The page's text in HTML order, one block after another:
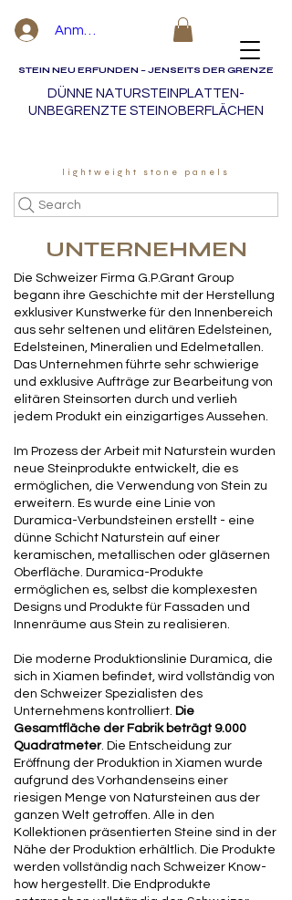
Anmelden
Search
STEIN NEU ERFUNDEN – JENSEITS DER GRENZE
DÜNNE NATURSTEINPLATTEN-
UNBEGRENZTE STEINOBERFLÄCHEN
lightweight stone panels
UNTERNEHMEN
Die Schweizer Firma G.P.Grant Group
begann ihre Geschichte mit der Herstellung
exklusiver Kunstwerke für den Innenbereich
aus sehr seltenen und elitären Edelsteinen,
Edelsteinen, Mineralien und Edelmetallen.
Das Unternehmen führte sehr schwierige
und exklusive Aufträge zur Bearbeitung von
elitären Steinsorten durch und verlieh
jedem Produkt ein einzigartiges Aussehen.
Im Prozess der Arbeit mit Naturstein wurden
neue Steinprodukte entwickelt, die es
ermöglichen, die Verwendung von Stein zu
erweitern. Es wurde eine Linie von
Duramica-Verbundsteinen erstellt - eine
dünne Schicht Naturstein auf einer
keramischen, metallischen oder gläsernen
Oberfläche. Duramica-Produkte
ermöglichen es, selbst die komplexesten
Designs und Produkte für Fassaden und
Innenräume aus Stein zu realisieren.
Die moderne Produktionslinie Duramica, die
sich in Xiamen befindet, wird vollständig von
den Schweizer Spezialisten des
Unternehmens kontrolliert. Die
Gesamtfläche der Fabrik beträgt 9.000
Quadratmeter. Die Entscheidung zur
Eröffnung der Produktion in Xiamen wurde
aufgrund des Vorhandenseins einer
riesigen Menge von Natursteinen aus der
ganzen Welt getroffen. Alle in den
Kollektionen präsentierten Steine sind in der
Nähe der Produktion erhältlich. Die Produkte
werden vollständig nach Schweizer Know-
how hergestellt. Die Endprodukte